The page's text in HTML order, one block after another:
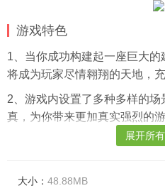
游戏特色
1、当你成功构建起一座巨大
将成为玩家尽情翱翔的天地，
2、游戏内设置了多种多样的
真，为你带来更加真实强烈的游
3、在建设过程之中，各种困
游戏亮点
展开所
大小： 48.88MB